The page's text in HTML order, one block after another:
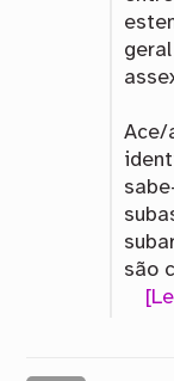
Ace/
são